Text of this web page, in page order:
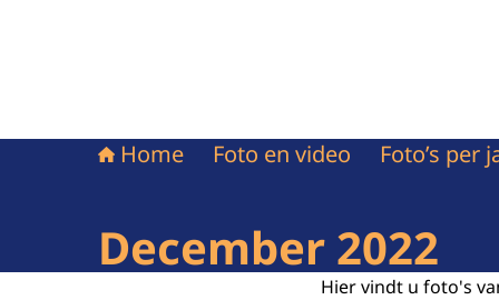
Home Foto en video Foto’s per
December 2022
Hier vindt u foto's